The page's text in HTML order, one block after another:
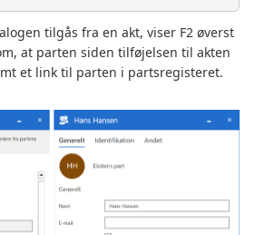
tilgås fra en akt, viser F2 øverst
at parten siden tilføjelsen til akten
et link til parten i partsregisteret.